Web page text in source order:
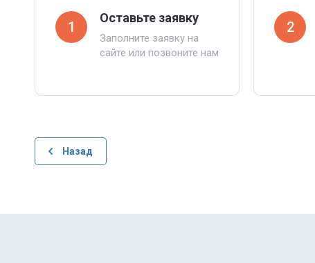
1
Оставьте заявку
Заполните заявку на
сайте или позвоните нам
2
Назад